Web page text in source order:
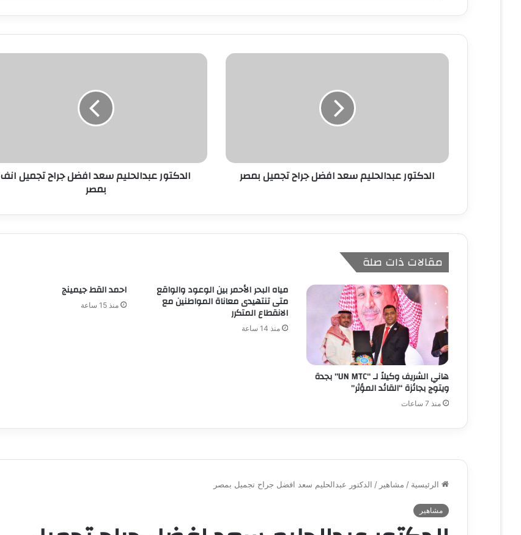
د
ا
الدكتور عبدالحليم سعد افضل جراح تجميل بمصر الدكتور عبدالحليم سعد افضل جراح تجميل انف
بمصر
مقالات ذات صلة
هاني الشريف وكيلاً لـ “UN MTC” بجدة
ويتوج بجائزة “القائد المؤثر”
منذ 7 ساعات
مياه البحر الأحمر بين الوعود والواقع
متى تنتهيدى معاناة المواطنين مع
الانقطاع المتكرر
منذ 14 ساعة
احمد القط جيمينج
منذ 15 ساعة